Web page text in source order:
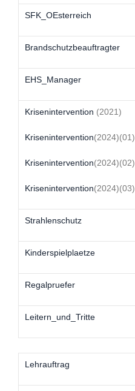
SFK_OEsterreich
Brandschutzbeauftragter
EHS_Manager
Krisenintervention (2021)
Krisenintervention(2024)(01)
Krisenintervention(2024)(02)
Krisenintervention(2024)(03)
Strahlenschutz
Kinderspielplaetze
Regalpruefer
Leitern_und_Tritte
Lehrauftrag